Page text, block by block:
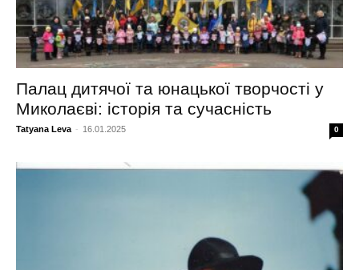
Палац дитячої та юнацької творчості у
Миколаєві: історія та сучасність
Tatyana Leva - 16.01.2025 0